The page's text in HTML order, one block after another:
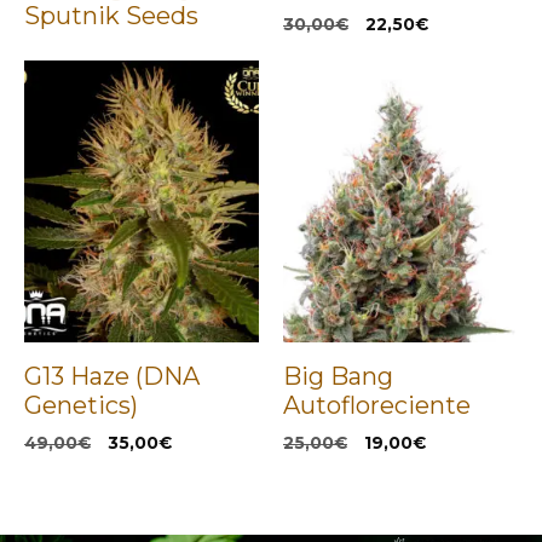
Sputnik Seeds
30,00€
El
era:
30,00€.
22,50€El
G13 Haze (DNA
Genetics)
49,00€
El
49,00€.
35,00€El
35,00€.
Big Bang
Autofloreciente
25,00€
El
25,00€.
19,00€El
19,00€.